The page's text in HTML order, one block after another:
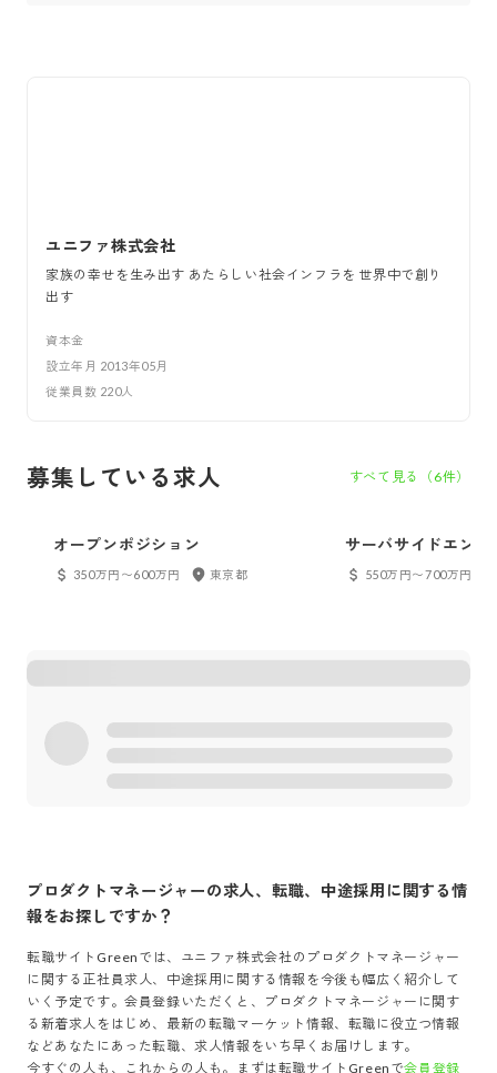
ユニファ株式会社
家族の幸せを生み出す あたらしい社会インフラを 世界中で創り
出す
資本金
設立年月 2013年05月
従業員数 220人
募集している求人 すべて見る（ 6件）
オープンポジション
350万円〜600万円 東京都
サーバサイドエンジ
550万円〜700万円
プロダクトマネージャーの求人、転職、中途採用に関する情
報をお探しですか？
転職サイトGreenでは、 ユニファ株式会社の プロダクトマネージャー
に関する正社員求人、中途採用に関する情報を今後も幅広く紹介して
いく予定です。会員登録いただくと、
プロダクトマネージャー に関す
る新着求人をはじめ、最新の転職マーケット情報、転職に役立つ情報
などあなたにあった転職、求人情報をいち早くお届けします。
今すぐの人も、これからの人も。まずは転職サイトGreenで会員登録